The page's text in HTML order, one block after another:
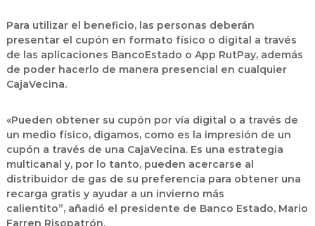
Para utilizar el beneficio, las personas deberán
presentar el cupón en formato físico o digital a través
de las aplicaciones BancoEstado o App RutPay, además
de poder hacerlo de manera presencial en cualquier
CajaVecina.
«Pueden obtener su cupón por vía digital o a través de
un medio físico, digamos, como es la impresión de un
cupón a través de una CajaVecina. Es una estrategia
multicanal y, por lo tanto, pueden acercarse al
distribuidor de gas de su preferencia para obtener una
recarga gratis y ayudar a un invierno más
calientito”,añadió el presidente de Banco Estado, Mario
Farren Risopatrón.